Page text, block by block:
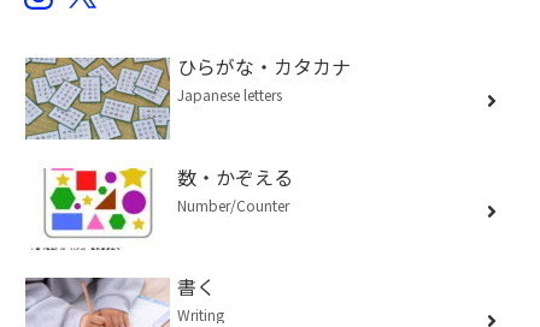
ひらがな・カタカナ
Japanese letters
数・かぞえる
Number/Counter
書く
Writing